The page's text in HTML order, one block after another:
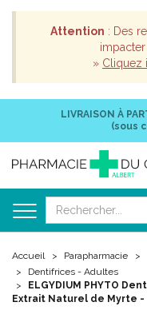
Attention : Des
» Cliquez
LIVRAISON À
(sous
Accueil Parapharmacie
Dentifrices - Adultes
ELGYDIUM PHYTO
Extrait Naturel de Myrte -